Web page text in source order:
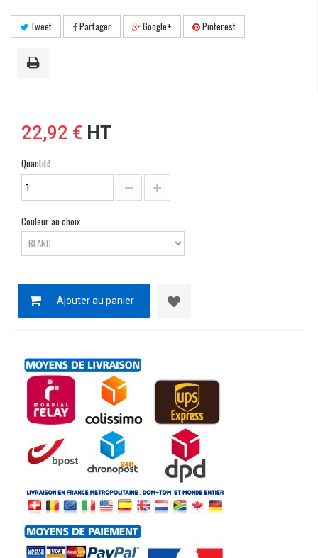
Tweet Partager Google+ Pinterest
22,92 € HT
Quantité
Couleur au choix
Ajouter au panier